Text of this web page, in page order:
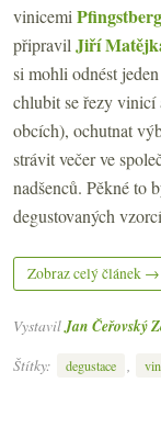
vinicemi Pfingstberg
připravil Jiří
si mohli odnést
chlubit se řezy
obcích), ochutnat
strávit večer ve
nadšenců. Pěkné to
degustovaných
Zobraz celý článek →
Vystavil Jan Čeřovský
Štítky:
degustace ,